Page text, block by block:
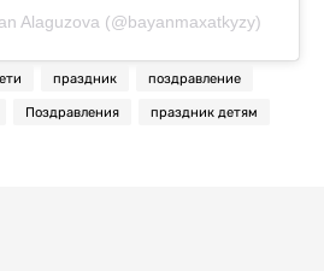
Alaguzova (@bayanmaxatkyzy)
праздник поздравление
Поздравления праздник детям